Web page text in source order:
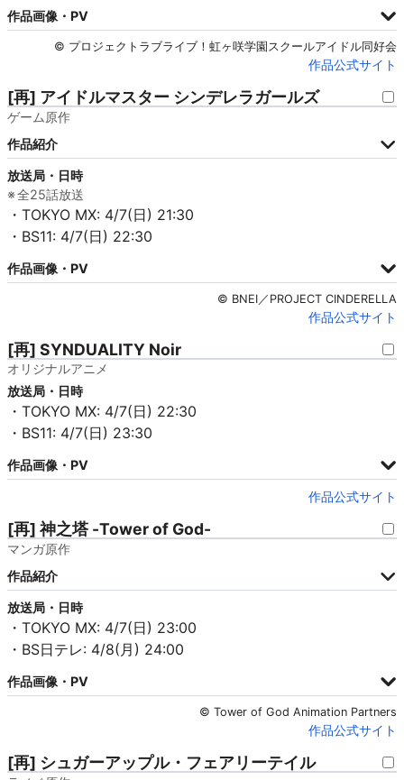
作品画像・PV
© プロジェクトラブライブ！虹ヶ咲学園スクールアイドル同好会
作品公式サイト
[再] アイドルマスター シンデレラガールズ
ゲーム原作
作品紹介
放送局・日時
全25話放送
・TOKYO MX: 4/7(日) 21:30
・BS11: 4/7(日) 22:30
作品画像・PV
© BNEI／PROJECT CINDERELLA
作品公式サイト
[再] SYNDUALITY Noir
オリジナルアニメ
放送局・日時
・TOKYO MX: 4/7(日) 22:30
・BS11: 4/7(日) 23:30
作品画像・PV
作品公式サイト
[再] 神之塔 -Tower of God-
マンガ原作
作品紹介
放送局・日時
・TOKYO MX: 4/7(日) 23:00
・BS日テレ: 4/8(月) 24:00
作品画像・PV
© Tower of God Animation Partners
作品公式サイト
[再] シュガーアップル・フェアリーテイル